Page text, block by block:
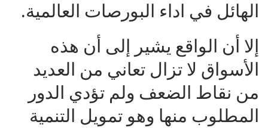
الهائل في اداء البورصات العالمية.
إلا أن الواقع يشير إلى أن هذه
الأسواق لا تزال تعاني من العديد
من نقاط الضعف ولم تؤدي الدور
المطلوب منها وهو تمويل التنمية